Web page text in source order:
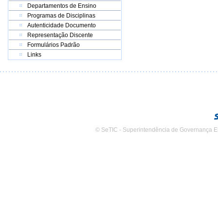
Departamentos de Ensino
Programas de Disciplinas
Autenticidade Documento
Representação Discente
Formulários Padrão
Links
© SeTIC - Superintendência de Governança